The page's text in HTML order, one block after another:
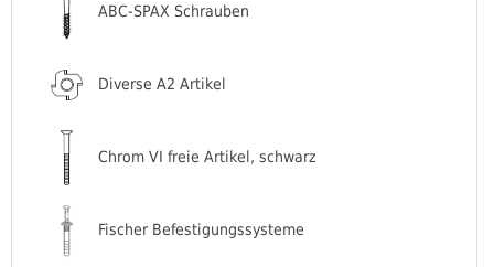
ABC-SPAX Schrauben
Diverse A2 Artikel
Chrom VI freie Artikel, schwarz
Fischer Befestigungssysteme